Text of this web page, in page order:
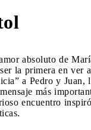
absoluto de
la primera en ver
a Pedro y Juan,
más
encuentro